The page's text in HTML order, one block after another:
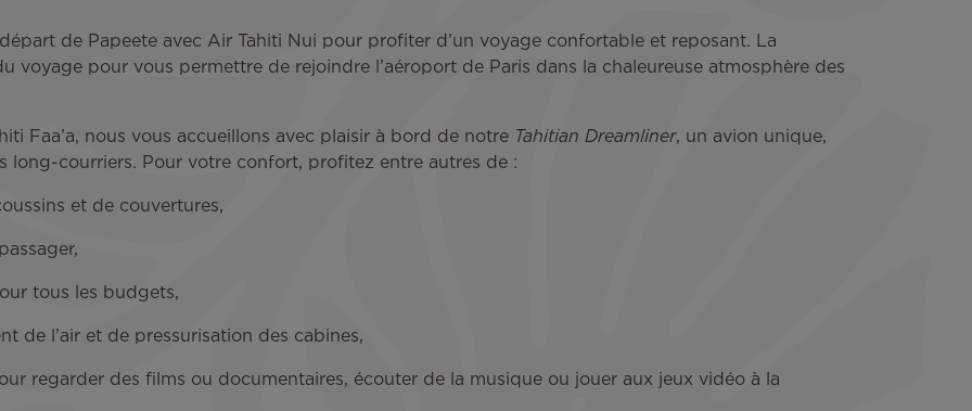
de Papeete avec Air Tahiti Nui pour profiter d’un voyage confortable et reposant. La
voyage pour vous permettre de rejoindre l’aéroport de Paris dans la chaleureuse atmosphère des
Faa’a, nous vous accueillons avec plaisir à bord de notre Tahitian Dreamliner, un avion unique,
long-courriers. Pour votre confort, profitez entre autres de :
et de couvertures,
tous les budgets,
de l’air et de pressurisation des cabines,
regarder des films ou documentaires, écouter de la musique ou jouer aux jeux vidéo à la